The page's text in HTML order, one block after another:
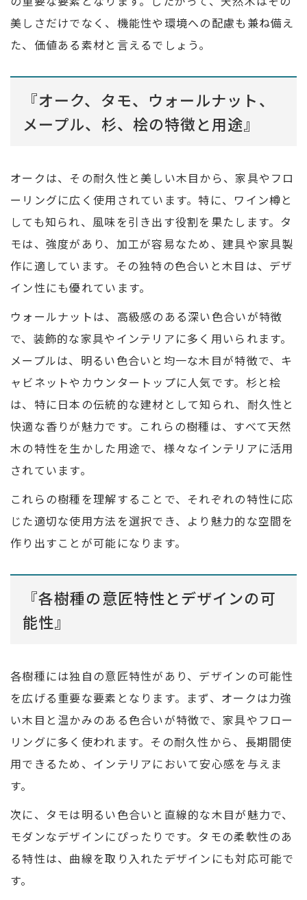
美しさだけでなく、機能性や環境への配慮も兼ね備え
た、価値ある素材と言えるでしょう。
『オーク、タモ、ウォールナット、
メープル、杉、桧の特徴と用途』
オークは、その耐久性と美しい木目から、家具やフロ
ーリングに広く使用されています。特に、ワイン樽と
しても知られ、風味を引き出す役割を果たします。タ
モは、強度があり、加工が容易なため、建具や家具製
作に適しています。その独特の色合いと木目は、デザ
イン性にも優れています。
ウォールナットは、高級感のある深い色合いが特徴
で、装飾的な家具やインテリアに多く用いられます。
メープルは、明るい色合いと均一な木目が特徴で、キ
ャビネットやカウンタートップに人気です。杉と桧
は、特に日本の伝統的な建材として知られ、耐久性と
快適な香りが魅力です。これらの樹種は、すべて天然
木の特性を生かした用途で、様々なインテリアに活用
されています。
これらの樹種を理解することで、それぞれの特性に応
じた適切な使用方法を選択でき、より魅力的な空間を
作り出すことが可能になります。
『各樹種の意匠特性とデザインの可
能性』
各樹種には独自の意匠特性があり、デザインの可能性
を広げる重要な要素となります。まず、オークは力強
い木目と温かみのある色合いが特徴で、家具やフロー
リングに多く使われます。その耐久性から、長期間使
用できるため、インテリアにおいて安心感を与えま
す。
次に、タモは明るい色合いと直線的な木目が魅力で、
モダンなデザインにぴったりです。タモの柔軟性のあ
る特性は、曲線を取り入れたデザインにも対応可能で
す。